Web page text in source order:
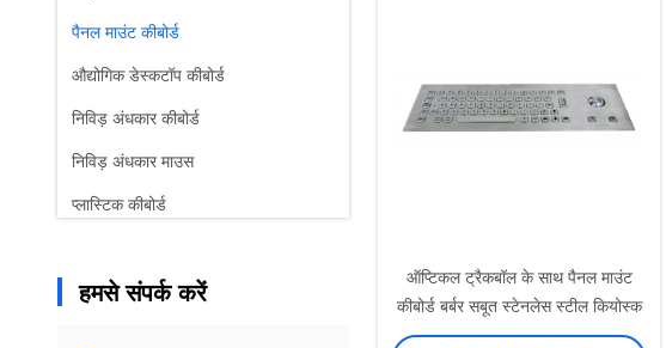
पैनल माउंट कीबोर्ड
औद्योगिक डेस्कटॉप कीबोर्ड
निविड़ अंधकार कीबोर्ड
निविड़ अंधकार माउस
प्लास्टिक कीबोर्ड
दीवार माउंट कियॉस्क
हमसे संपर्क करें
ऑप्टिकल ट्रैकबॉल के साथ पैनल माउंट
कीबोर्ड बर्बर सबूत स्टेनलेस स्टील कियोस्क